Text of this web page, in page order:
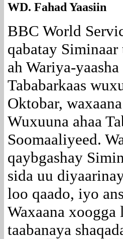
WD. Fahad Yaasiin
BBC World
qabatay Siminaar
ah Wariya-
Tababarkaas
Oktobar,
Wuxuuna ahaa
Soomaaliyeed.
qaybgashay
sida uu
loo qaado, iyo
Waxaana xoogga
taabanaya